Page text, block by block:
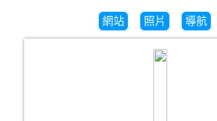
網站 照片 導航